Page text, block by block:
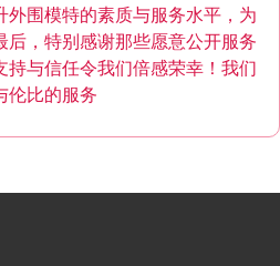
外围模特的素质与服务水平，为
后，特别感谢那些愿意公开服务
持与信任令我们倍感荣幸！我们
伦比的服务